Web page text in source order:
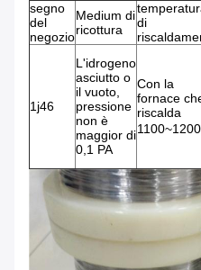
segno
del
negozio
Medium di
ricottura
di
1j46
L'idrogeno
asciutto o
il vuoto,
pressione
non è
maggior di
0,1 PA
Con la
fornace
riscalda